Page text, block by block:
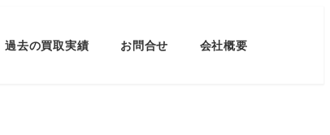
過去の買取実績 お問合せ 会社概要